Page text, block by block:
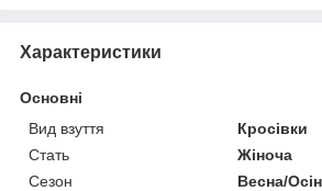
Характеристики
Основні
Вид взуття
Кросівки
Стать
Жіноча
Сезон
Весна/